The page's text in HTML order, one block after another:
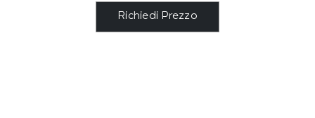
Richiedi Prezzo